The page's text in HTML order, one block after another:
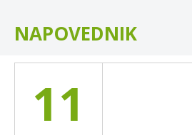
NAPOVEDNIK
11